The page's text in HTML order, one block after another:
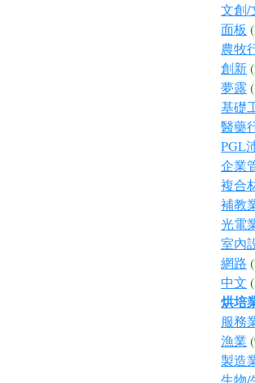
文創/
面板
農牧
創新
夢露
基礎
醫藥
PGL
企業
複合
補教
光電
室內
網路
中文
烘培
服務
漁業
製造
生物/